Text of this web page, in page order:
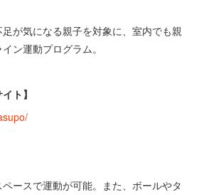
が気になる親子を対象に、室内でも親
ン運動プログラム。
ト】
ースで運動が可能。また、ボールやタ